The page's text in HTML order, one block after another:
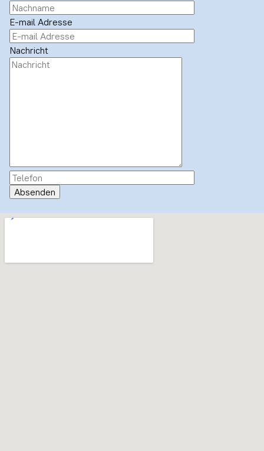
E-mail Adresse
Nachricht